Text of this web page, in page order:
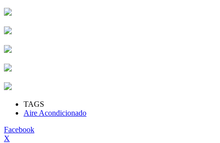
TAGS
Aire Acondicionado
Facebook
X